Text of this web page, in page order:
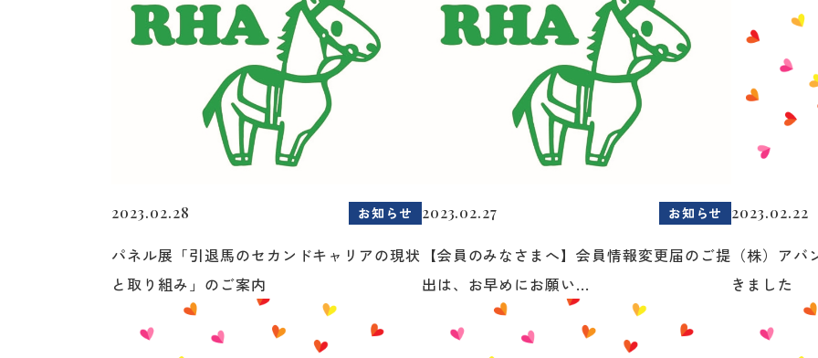
2023.02.28 お知らせ
パネル展「引退馬のセカンドキャリアの現状
と取り組み」のご案内
2023.02.27 お知らせ
【会員のみなさまへ】会員情報変更届のご提
出は、お早めにお願い...
2023.02.22
（株）ア
きました